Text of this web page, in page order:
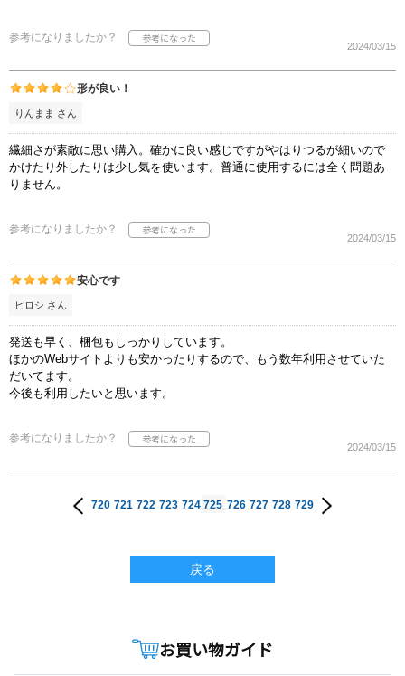
参考になりましたか？
2024/03/15
形が良い！
りんまま さん
繊細さが素敵に思い購入。確かに良い感じですがやはりつるが細いので
かけたり外したりは少し気を使います。普通に使用するには全く問題あ
りません。
参考になりましたか？
2024/03/15
安心です
ヒロシ さん
発送も早く、梱包もしっかりしています。
ほかのWebサイトよりも安かったりするので、もう数年利用させていた
だいてます。
今後も利用したいと思います。
参考になりましたか？
2024/03/15
720 721 722 723 724 725 726 727 728 729
戻る
お買い物ガイド